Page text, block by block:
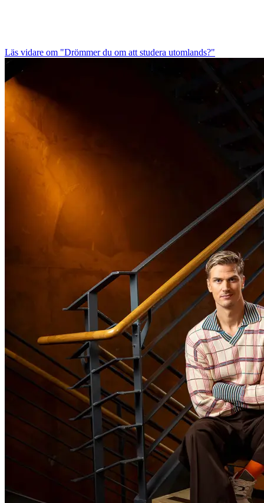
Läs vidare om "Drömmer du om att studera utomlands?"